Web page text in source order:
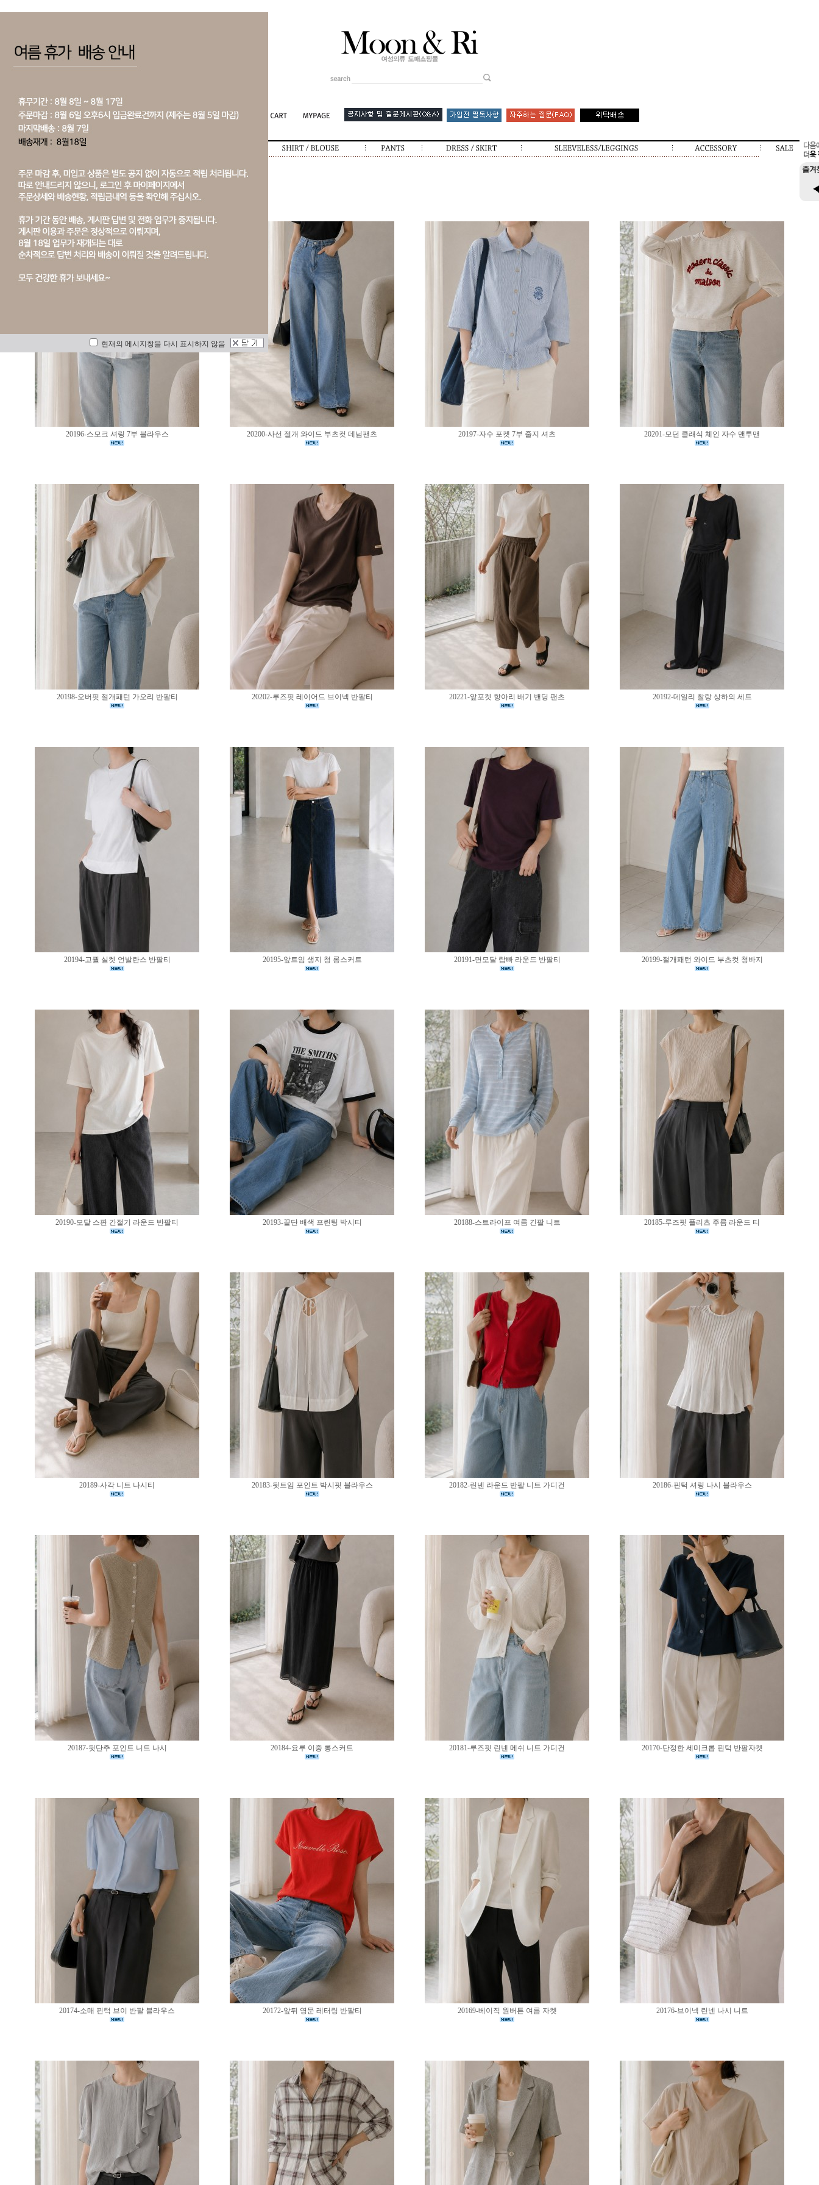
20196-스모크 셔링 7부 블라우스 20200-사선 절개 와이드 부츠컷 데님팬츠 20197-자수 포켓 7부 줄지 셔츠 20201-모던 클래식 체인 자수 맨투맨
20198-오버핏 절개패턴 가오리 반팔티 20202-루즈핏 레이어드 브이넥 반팔티 20221-앞포켓 항아리 배기 밴딩 팬츠 20192-데일리 찰랑 상하의 세트
20194-고퀄 실켓 언발란스 반팔티 20195-앞트임 생지 청 롱스커트 20191-면모달 랍빠 라운드 반팔티 20199-절개패턴 와이드 부츠컷 청바지
20190-모달 스판 간절기 라운드 반팔티 20193-끝단 배색 프린팅 박시티 20188-스트라이프 여름 긴팔 니트 20185-루즈핏 플리츠 주름 라운드 티
20189-사각 니트 나시티 20183-뒷트임 포인트 박시핏 블라우스 20182-린넨 라운드 반팔 니트 가디건 20186-핀턱 셔링 나시 블라우스
20187-뒷단추 포인트 니트 나시 20184-요루 이중 롱스커트 20181-루즈핏 린넨 메쉬 니트 가디건 20170-단정한 세미크롭 핀턱 반팔자켓
20174-소매 핀턱 브이 반팔 블라우스 20172-앞뒤 영문 레터링 반팔티 20169-베이직 원버튼 여름 자켓 20176-브이넥 린넨 나시 니트
현재의 메시지창을 다시 표시하지 않음